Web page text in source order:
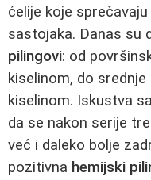
ćelije koje
sastojaka. Danas su
pilingovi: od
kiselinom, do
kiselinom. Iskustva sa
da se nakon serije
već i daleko bolje
pozitivna hemijski